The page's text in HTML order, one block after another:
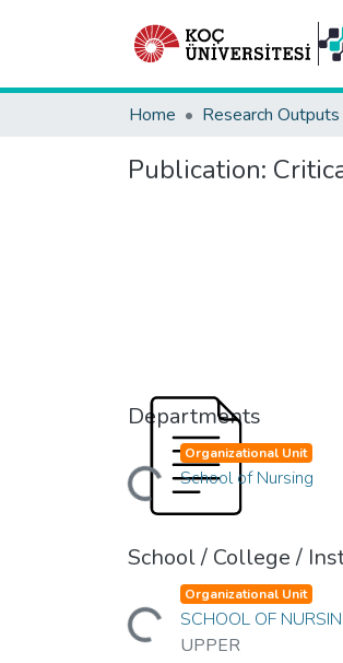
Home Research Outputs
Publication:
Departments
Loading... Organizational Unit
School of Nursing
School / College /
Loading... Organizational Unit
SCHOOL OF
UPPER